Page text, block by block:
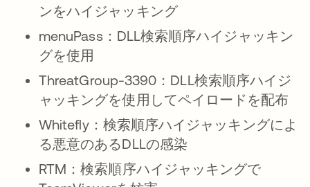
ンをハイジャッキング
menuPass：DLL検索順序ハイジャッキン
グを使用
ThreatGroup-3390：DLL検索順序ハイジ
ャッキングを使用してペイロードを配布
Whitefly：検索順序ハイジャッキングによ
る悪意のあるDLLの感染
RTM：検索順序ハイジャッキングで